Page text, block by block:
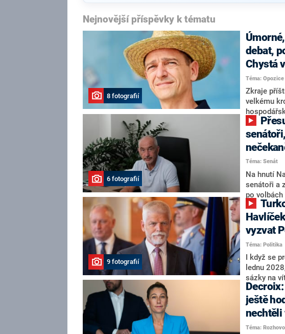
Nejnovější příspěvky k tématu
8 fotografií
debat,
Chystá
Téma: Opozice
Zkraje
velkému
stárnutí
nový
senátních
aktivitu
úmorná
námi navíc
svoje
NEWS.
6 fotografií
Téma: Senát
Na hnutí
senátoři a
po
NEWS to
Martin
například
součástí
redakce
Zdeněk
některých
nepřítel,
9 fotografií
vyzvat
Téma: Politika
I když se
lednu
sázky na
hlava státu
zmiňují
Andreje
Oblíbeným
Motoristy
ještě
nechtěli
Téma: